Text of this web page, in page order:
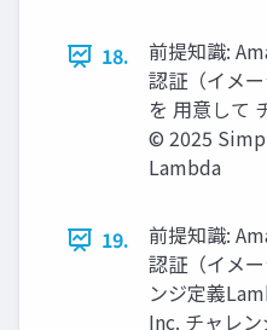
18.
前提知識:
認証（イメ
を 用意して
© 2025
Lambda
19.
前提知識:
認証（イメ
ンジ定義
Inc. チャレ